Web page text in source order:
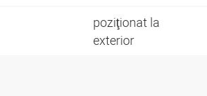
poziţionat la
exterior